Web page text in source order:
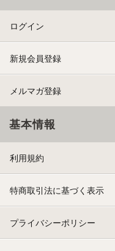
ログイン
新規会員登録
メルマガ登録
基本情報
利用規約
特商取引法に基づく表示
プライバシーポリシー